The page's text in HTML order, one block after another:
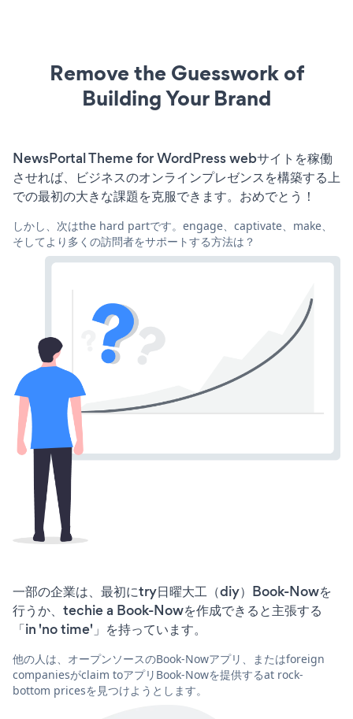
Remove the Guesswork of
Building Your Brand
NewsPortal Theme for WordPress webサイトを稼働
させれば、ビジネスのオンラインプレゼンスを構築する上
での最初の大きな課題を克服できます。おめでとう！
しかし、次はthe hard partです。engage、captivate、make、
そしてより多くの訪問者をサポートする方法は？
一部の企業は、最初にtry日曜大工（diy）Book-Nowを
行うか、techie a Book-Nowを作成できると主張する
「in 'no time'」を持っています。
他の人は、オープンソースのBook-Nowアプリ、またはforeign
companiesがclaim toアプリBook-Nowを提供するat rock-
bottom pricesを見つけようとします。